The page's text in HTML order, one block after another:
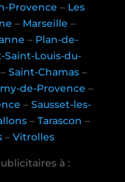
Provence – Les
– Marseille –
– Plan-de-
Saint-Louis-du-
–Saint-Chamas –
de-Provence –
–Sausset-les-
– Tarascon –
– Vitrolles
à :